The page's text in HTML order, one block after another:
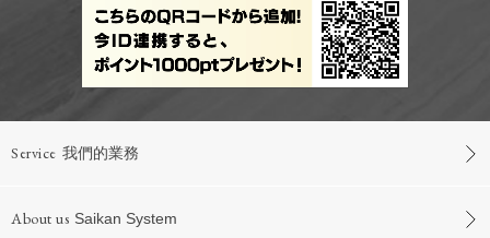
Service 我們的業務
About us Saikan System